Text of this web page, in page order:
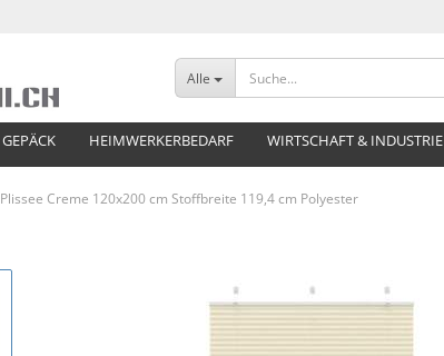
Alle
HEIMWERKERBEDARF WIRTSCHAFT & INDUSTRIE
Plissee Creme 120x200 cm Stoffbreite 119,4 cm Polyester